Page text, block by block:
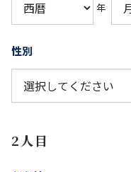
年
性別
2人目